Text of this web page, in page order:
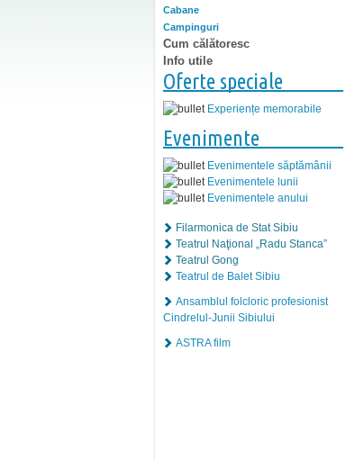
Cabane
Campinguri
Cum călătoresc
Info utile
Oferte speciale
Experiențe memorabile
Evenimente
Evenimentele săptămânii
Evenimentele lunii
Evenimentele anului
Filarmonica de Stat Sibiu
Teatrul Naţional „Radu Stanca”
Teatrul Gong
Teatrul de Balet Sibiu
Ansamblul folcloric profesionist
Cindrelul-Junii Sibiului
ASTRA film